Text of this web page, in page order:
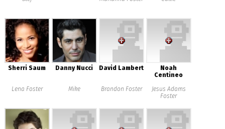
Sherri Saum
Lena Foster
Danny Nucci
Mike
David Lambert
Brandon Foster
Noah
Centineo
Jesus Adams
Foster